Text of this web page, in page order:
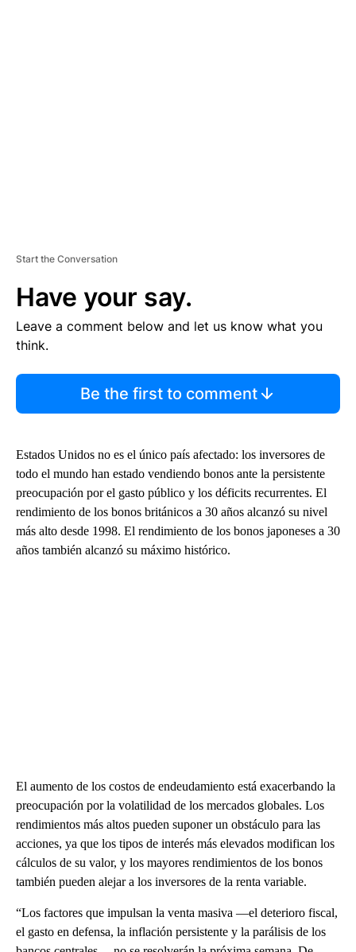
Start the Conversation
Have your say.
Leave a comment below and let us know what you
think.
Be the first to comment
Estados Unidos no es el único país afectado: los inversores de
todo el mundo han estado vendiendo bonos ante la persistente
preocupación por el gasto público y los déficits recurrentes. El
rendimiento de los bonos británicos a 30 años alcanzó su nivel
más alto desde 1998. El rendimiento de los bonos japoneses a 30
años también alcanzó su máximo histórico.
El aumento de los costos de endeudamiento está exacerbando la
preocupación por la volatilidad de los mercados globales. Los
rendimientos más altos pueden suponer un obstáculo para las
acciones, ya que los tipos de interés más elevados modifican los
cálculos de su valor, y los mayores rendimientos de los bonos
también pueden alejar a los inversores de la renta variable.
“Los factores que impulsan la venta masiva —el deterioro fiscal,
el gasto en defensa, la inflación persistente y la parálisis de los